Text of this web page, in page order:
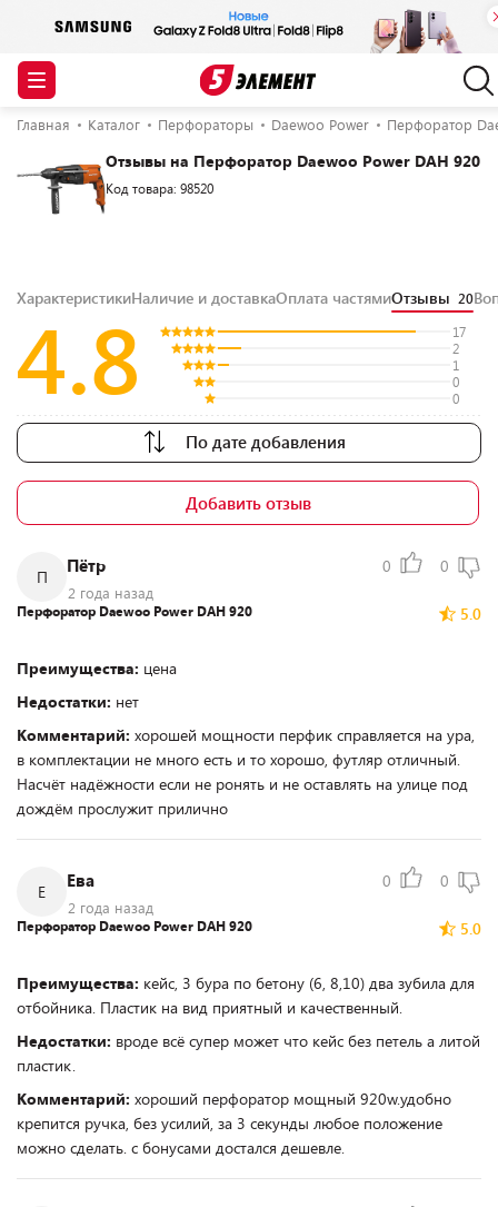
Главная Каталог Перфораторы Daewoo Power Перфоратор
Отзывы на Перфоратор Daewoo Power DAH 920
Код товара: 98520
ХарактеристикиНаличие и доставкаОплата частямиОтзывы 20
4.8
17
2
1
0
0
По дате добавления
Добавить отзыв
П
Пётр
2 года назад
0 0
5.0
Перфоратор Daewoo Power DAH 920
Преимущества: цена
Недостатки: нет
Комментарий: хорошей мощности перфик справляется на ура,
в комплектации не много есть и то хорошо, футляр отличный.
Насчёт надёжности если не ронять и не оставлять на улице под
дождём прослужит прилично
Е
Ева
2 года назад
0 0
5.0
Перфоратор Daewoo Power DAH 920
Преимущества: кейс, 3 бура по бетону (6, 8,10) два зубила для
отбойника. Пластик на вид приятный и качественный.
Недостатки: вроде всё супер может что кейс без петель а литой
пластик.
Комментарий: хороший перфоратор мощный 920w.удобно
крепится ручка, без усилий, за 3 секунды любое положение
можно сделать. с бонусами достался дешевле.